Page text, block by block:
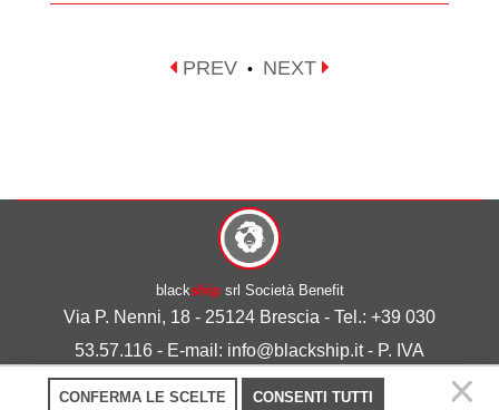
PREV • NEXT
blackshipsrl Società Benefit
Via P. Nenni, 18 - 25124 Brescia - Tel.: +39 030
53.57.116 - E-mail: info@blackship.it - P. IVA
03492980986
CONFERMA LE SCELTE CONSENTI TUTTI